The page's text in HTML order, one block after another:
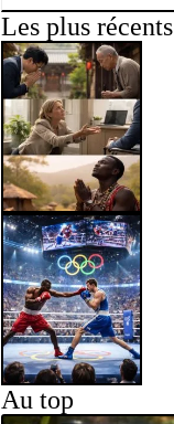
Les plus récents
Au top